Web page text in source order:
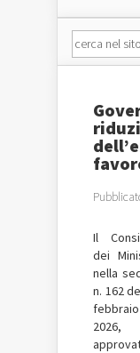
Il
dei
nella
n. 162
febbraio
2026,